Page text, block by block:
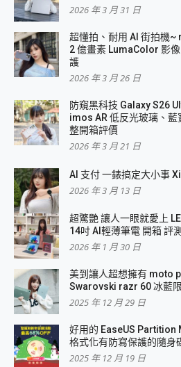
2026 年 3 月 31 日
超懂拍、耐用 AI 街拍機
2 億畫素 LumaColor 影
護
2026 年 3 月 26 日
防窺黑科技 Galaxy S26
imos AR 低反光玻璃、
整開箱評價
2026 年 3 月 21 日
AI 支付 一錶搞定大小事
2026 年 3 月 13 日
超驚艷 讓人一眼就愛上
14吋 AI輕薄筆電 開箱 評測
2026 年 1 月 30 日
美到讓人超想擁有 moto
Swarovski razr 60 冰藍
2025 年 12 月 29 日
好用的 EaseUS Partition
格式化有防寫保護的隨身
2025 年 12 月 19 日